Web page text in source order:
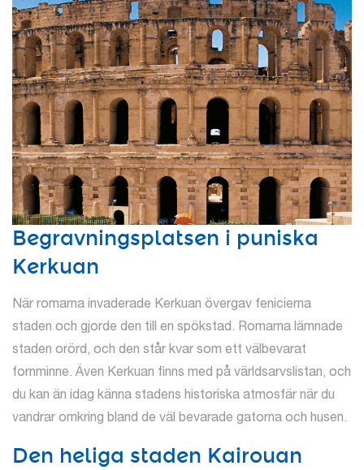
Begravningsplatsen i puniska
Kerkuan
När romarna invaderade Kerkuan övergav fenicierna
staden och gjorde den till en spökstad. Romarna lämnade
staden orörd, och den står kvar som ett välbevarat
fornminne. Även Kerkuan finns med på världsarvslistan, och
du kan än idag känna stadens historiska atmosfär när du
vandrar omkring bland de väl bevarade gatorna och husen.
Den heliga staden Kairouan